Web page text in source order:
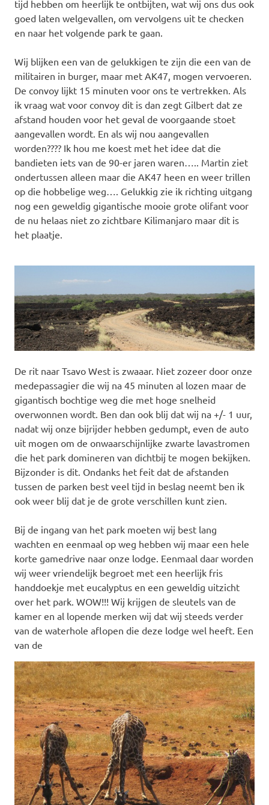
tijd hebben om heerlijk te ontbijten, wat wij ons dus ook
goed laten welgevallen, om vervolgens uit te checken
en naar het volgende park te gaan.
Wij blijken een van de gelukkigen te zijn die een van de
militairen in burger, maar met AK47, mogen vervoeren.
De convoy lijkt 15 minuten voor ons te vertrekken. Als
ik vraag wat voor convoy dit is dan zegt Gilbert dat ze
afstand houden voor het geval de voorgaande stoet
aangevallen wordt. En als wij nou aangevallen
worden???? Ik hou me koest met het idee dat die
bandieten iets van de 90-er jaren waren….. Martin ziet
ondertussen alleen maar die AK47 heen en weer trillen
op die hobbelige weg…. Gelukkig zie ik richting uitgang
nog een geweldig gigantische mooie grote olifant voor
de nu helaas niet zo zichtbare Kilimanjaro maar dit is
het plaatje.
De rit naar Tsavo West is zwaaar. Niet zozeer door onze
medepassagier die wij na 45 minuten al lozen maar de
gigantisch bochtige weg die met hoge snelheid
overwonnen wordt. Ben dan ook blij dat wij na +/- 1 uur,
nadat wij onze bijrijder hebben gedumpt, even de auto
uit mogen om de onwaarschijnlijke zwarte lavastromen
die het park domineren van dichtbij te mogen bekijken.
Bijzonder is dit. Ondanks het feit dat de afstanden
tussen de parken best veel tijd in beslag neemt ben ik
ook weer blij dat je de grote verschillen kunt zien.
Bij de ingang van het park moeten wij best lang
wachten en eenmaal op weg hebben wij maar een hele
korte gamedrive naar onze lodge. Eenmaal daar worden
wij weer vriendelijk begroet met een heerlijk fris
handdoekje met eucalyptus en een geweldig uitzicht
over het park. WOW!!! Wij krijgen de sleutels van de
kamer en al lopende merken wij dat wij steeds verder
van de waterhole aflopen die deze lodge wel heeft. Een
van de